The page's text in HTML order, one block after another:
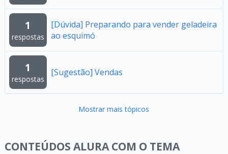
1
respostas
[Dúvida] Preparando para vender geladeira
ao esquimó
1
respostas
[Sugestão] Vendas
Mostrar mais tópicos
CONTEÚDOS ALURA COM O TEMA